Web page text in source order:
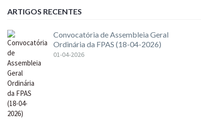
ARTIGOS RECENTES
Convocatória de Assembleia Geral
Ordinária da FPAS (18-04-2026)
01-04-2026